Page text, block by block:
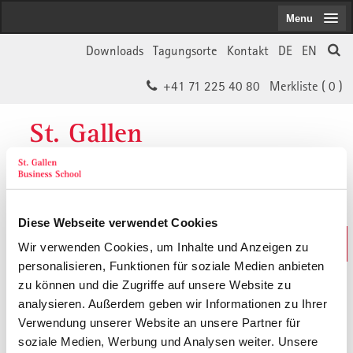
Diese Webseite verwendet Cookies
Wir verwenden Cookies, um Inhalte und Anzeigen zu
personalisieren, Funktionen für soziale Medien anbieten
zu können und die Zugriffe auf unsere Website zu
analysieren. Außerdem geben wir Informationen zu Ihrer
Verwendung unserer Website an unsere Partner für
soziale Medien, Werbung und Analysen weiter. Unsere
EN
DE
Kontakt
Tagungsorte
Downloads
Merkliste ( 0 )
+41 71 225 40 80
St. Gallen
Business School
Weiterbildungs-Suche
In 30 Sekunden das Passende finden
Menu
Der von Ihnen gesuchte Inhalt ist